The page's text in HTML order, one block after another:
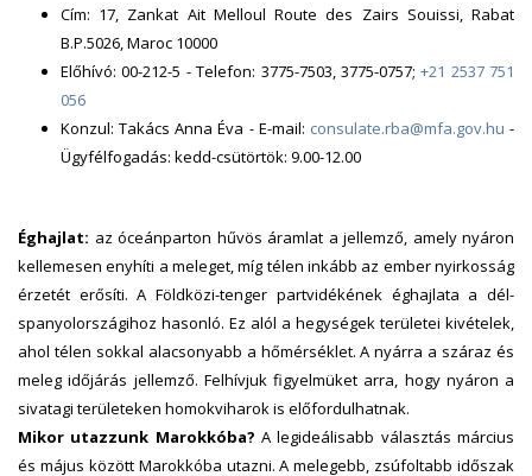
Cím: 17, Zankat Ait Melloul Route des Zairs Souissi, Rabat
B.P.5026, Maroc 10000
Előhívó: 00-212-5 - Telefon: 3775-7503, 3775-0757;+21 2537 751
056
Konzul: Takács Anna Éva - E-mail: consulate.rba@mfa.gov.hu -
Ügyfélfogadás: kedd-csütörtök: 9.00-12.00
Éghajlat: az óceánparton hűvös áramlat a jellemző, amely nyáron
kellemesen enyhíti a meleget, míg télen inkább az ember nyirkosság
érzetét erősíti. A Földközi-tenger partvidékének éghajlata a dél-
spanyolországihoz hasonló. Ez alól a hegységek területei kivételek,
ahol télen sokkal alacsonyabb a hőmérséklet. A nyárra a száraz és
meleg időjárás jellemző. Felhívjuk figyelmüket arra, hogy nyáron a
sivatagi területeken homokviharok is előfordulhatnak.
Mikor utazzunk Marokkóba? A legideálisabb választás március
és május között Marokkóba utazni. A melegebb, zsúfoltabb időszak